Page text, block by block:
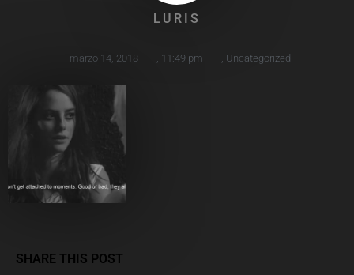
LURIS
marzo 14, 2018 11:49 pm Uncategorized
SHARE THIS POST